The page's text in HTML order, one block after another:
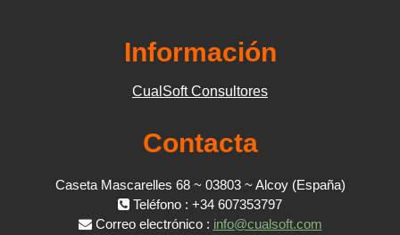
Información
CualSoft Consultores
Contacta
Caseta Mascarelles 68 ~ 03803 ~ Alcoy (España)
Teléfono : +34 607353797
Correo electrónico : info@cualsoft.com